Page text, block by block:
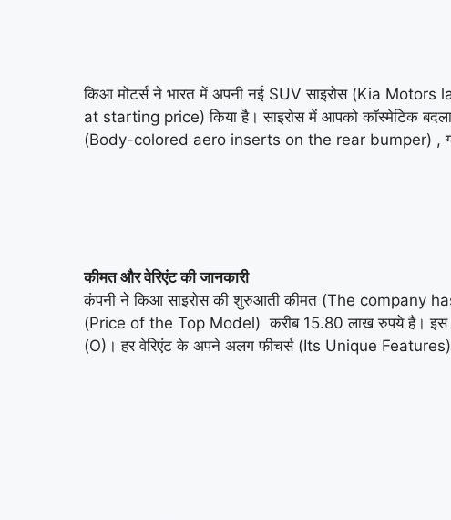
किआ मोटर्स ने भारत में अपनी नई SUV साइरोस (Kia
at starting price) किया है। साइरोस में आपको कॉस्मेटिक
(Body-colored aero inserts on the rear bumper) ,
कीमत और वेरिएंट की जानकारी
कंपनी ने किआ साइरोस की शुरुआती कीमत (The company
(Price of the Top Model) करीब 15.80 लाख रुपये है।
(O)। हर वेरिएंट के अपने अलग फीचर्स (Its Unique